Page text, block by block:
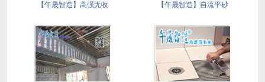
【午晟智造】高强无收 【午晟智造】自流平砂